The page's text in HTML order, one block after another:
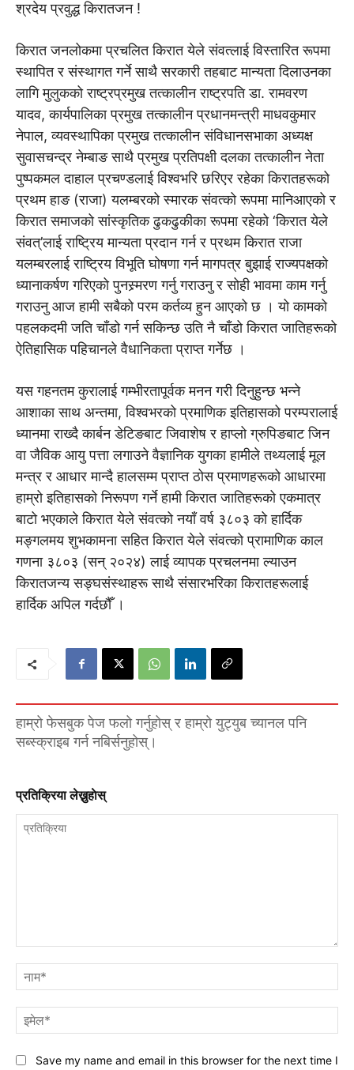
श्रदेय प्रवुद्ध किरातजन !
किरात जनलोकमा प्रचलित किरात येले संवत्लाई विस्तारित रूपमा
स्थापित र संस्थागत गर्ने साथै सरकारी तहबाट मान्यता दिलाउनका
लागि मुलुकको राष्ट्रप्रमुख तत्कालीन राष्ट्रपति डा. रामवरण
यादव, कार्यपालिका प्रमुख तत्कालीन प्रधानमन्त्री माधवकुमार
नेपाल, व्यवस्थापिका प्रमुख तत्कालीन संविधानसभाका अध्यक्ष
सुवासचन्द्र नेम्बाङ साथै प्रमुख प्रतिपक्षी दलका तत्कालीन नेता
पुष्पकमल दाहाल प्रचण्डलाई विश्वभरि छरिएर रहेका किरातहरूको
प्रथम हाङ (राजा) यलम्बरको स्मारक संवत्को रूपमा मानिआएको र
किरात समाजको सांस्कृतिक ढुकढुकीका रूपमा रहेको ‘किरात येले
संवत्’लाई राष्ट्रिय मान्यता प्रदान गर्न र प्रथम किरात राजा
यलम्बरलाई राष्ट्रिय विभूति घोषणा गर्न मागपत्र बुझाई राज्यपक्षको
ध्यानाकर्षण गरिएको पुनस्र्मरण गर्नु गराउनु र सोही भावमा काम गर्नु
गराउनु आज हामी सबैको परम कर्तव्य हुन आएको छ । यो कामको
पहलकदमी जति चाँडो गर्न सकिन्छ उति नै चाँडो किरात जातिहरूको
ऐतिहासिक पहिचानले वैधानिकता प्राप्त गर्नेछ ।
यस गहनतम कुरालाई गम्भीरतापूर्वक मनन गरी दिनुहुन्छ भन्ने
आशाका साथ अन्तमा, विश्वभरको प्रमाणिक इतिहासको परम्परालाई
ध्यानमा राख्दै कार्बन डेटिङबाट जिवाशेष र हाप्लो ग्रुपिङबाट जिन
वा जैविक आयु पत्ता लगाउने वैज्ञानिक युगका हामीले तथ्यलाई मूल
मन्त्र र आधार मान्दै हालसम्म प्राप्त ठोस प्रमाणहरूको आधारमा
हाम्रो इतिहासको निरूपण गर्ने हामी किरात जातिहरूको एकमात्र
बाटो भएकाले किरात येले संवत्को नयाँ वर्ष ३८०३ को हार्दिक
मङ्गलमय शुभकामना सहित किरात येले संवत्को प्रामाणिक काल
गणना ३८०३ (सन् २०२४) लाई व्यापक प्रचलनमा ल्याउन
किरातजन्य सङ्घसंस्थाहरू साथै संसारभरिका किरातहरूलाई
हार्दिक अपिल गर्दछौँ ।
हाम्रो फेसबुक पेज फलो गर्नुहोस् र हाम्रो युट्युब च्यानल पनि
सब्स्क्राइब गर्न नबिर्सनुहोस्।
प्रतिक्रिया लेख्नुहाेस्
Save my name and email in this browser for the next time I